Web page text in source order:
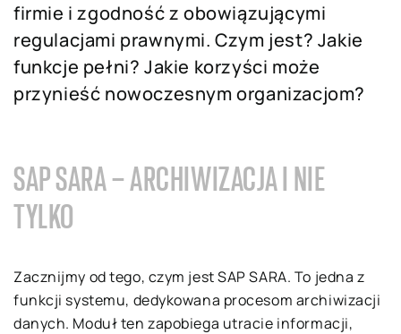
firmie i zgodność z obowiązującymi
regulacjami prawnymi. Czym jest? Jakie
funkcje pełni? Jakie korzyści może
przynieść nowoczesnym organizacjom?
SAP SARA – ARCHIWIZACJA I NIE
TYLKO
Zacznijmy od tego, czym jest SAP SARA. To jedna z
funkcji systemu, dedykowana procesom archiwizacji
danych. Moduł ten zapobiega utracie informacji,